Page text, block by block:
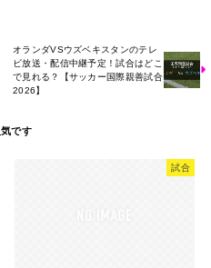
オランダVSウズベキスタンのテレ
ビ放送・配信中継予定！試合はどこ
で見れる？【サッカー国際親善試合
2026】
試合